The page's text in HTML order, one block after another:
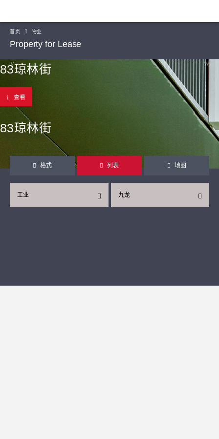
首页 物业
Property for Lease
83琼林街
查看
83琼林街
格式 列表 地图
九龙
工业